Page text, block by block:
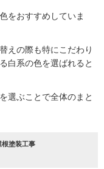
をおすすめしていま
えの際も特にこだわり
白系の色を選ばれると
選ぶことで全体のまと
塗装工事